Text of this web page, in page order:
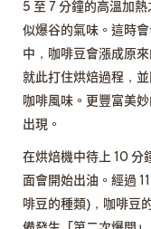
5 至 7 分鐘的高溫加
似爆谷的氣味。這時
中，咖啡豆會漲成原
就此打住烘焙過程，
咖啡風味。更豐富美
出現。
在烘焙機中待上 10 分
面會開始出油。經過
啡豆的種類)，咖啡豆